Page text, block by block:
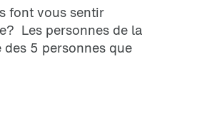
font vous sentir
Les personnes de la
5 personnes que